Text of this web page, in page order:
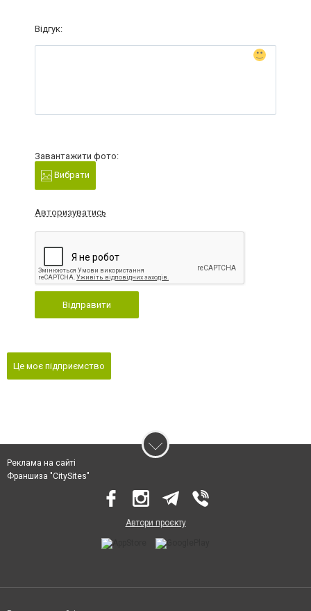
Відгук:
Завантажити фото:
Вибрати
Авторизуватись
Відправити
Це моє підприємство
Реклама на сайті
Франшиза "CitySites"
Автори проєкту